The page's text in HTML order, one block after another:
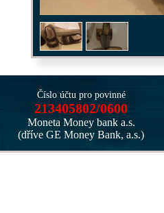
Číslo účtu pro povinné
213405802/0600
Moneta Money bank a.s.
(dříve GE Money Bank, a.s.)